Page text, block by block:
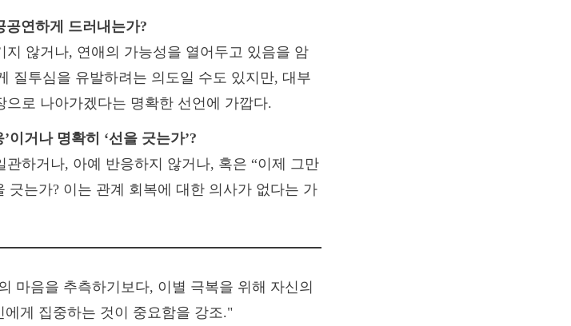
공연하게 드러내는가?
않거나, 연애의 가능성을 열어두고 있음을 암
질투심을 유발하려는 의도일 수도 있지만, 대부
로 나아가겠다는 명확한 선언에 가깝다.
이거나 명확히 ‘선을 긋는가’?
하거나, 아예 반응하지 않거나, 혹은 “이제 그만
긋는가? 이는 관계 회복에 대한 의사가 없다는 가